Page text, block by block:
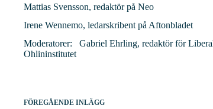
Mattias Svensson, redaktör på Neo
Irene Wennemo, ledarskribent på Aftonbladet
Moderatorer: Gabriel Ehrling, redaktör för
Ohlininstitutet
FÖREGÅENDE INLÄGG